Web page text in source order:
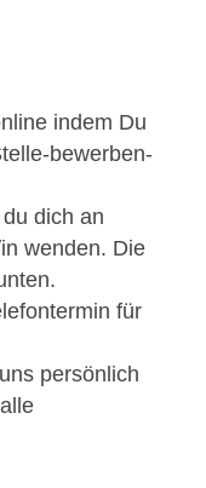
indem Du
bewerben-
dich an
wenden. Die
für
persönlich